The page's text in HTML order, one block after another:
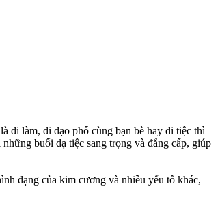
đi làm, đi dạo phố cùng bạn bè hay đi tiệc thì
buổi dạ tiệc sang trọng và đẳng cấp, giúp
dạng của kim cương và nhiều yếu tố khác,